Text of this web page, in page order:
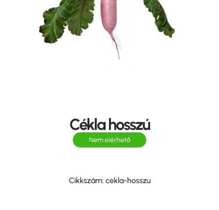
Cékla hosszú
Nem elérhető
Cikkszám: cekla-hosszu